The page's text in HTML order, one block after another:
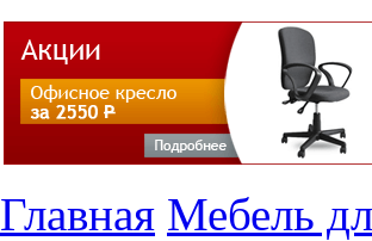
Главная Мебель